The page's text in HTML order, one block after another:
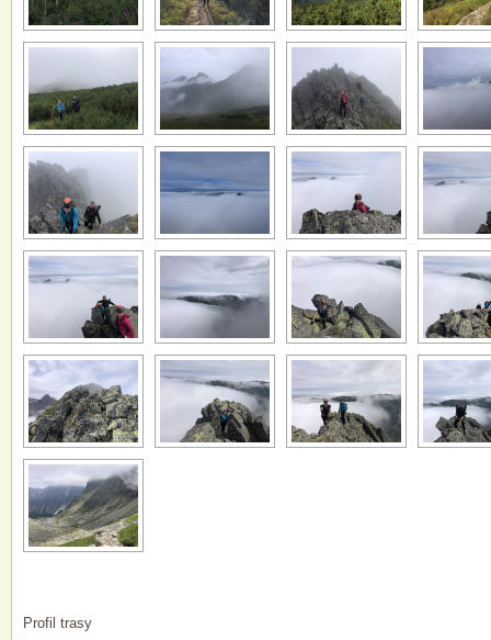
Profil trasy